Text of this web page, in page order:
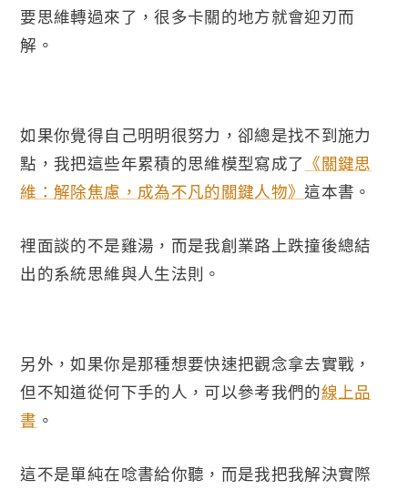
要思維轉過來了，很多卡關的地方就會迎刃而
解。
如果你覺得自己明明很努力，卻總是找不到施力
點，我把這些年累積的思維模型寫成了 《關鍵思
維：解除焦慮，成為不凡的關鍵人物》這本書。
裡面談的不是雞湯，而是我創業路上跌撞後總結
出的系統思維與人生法則。
另外，如果你是那種想要快速把觀念拿去實戰，
但不知道從何下手的人，可以參考我們的線上品
書 。
這不是單純在唸書給你聽，而是我把我解決實際